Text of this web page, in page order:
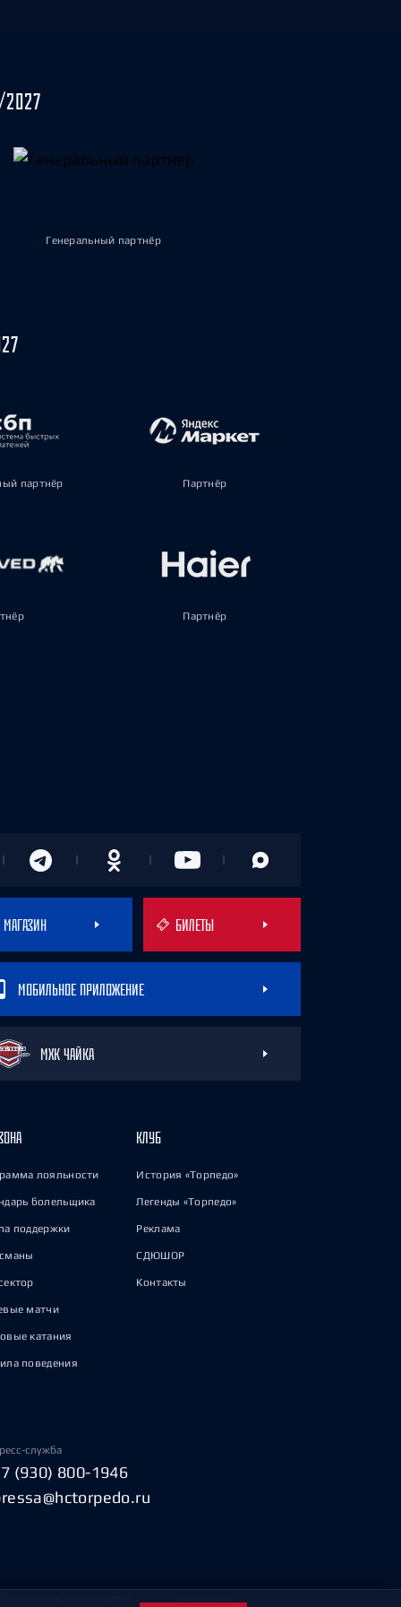
Генеральный партнёр
партнёр Партнёр
Партнёр
МАГАЗИН БИЛЕТЫ
МОБИЛЬНОЕ ПРИЛОЖЕНИЕ
МХК ЧАЙКА
лояльности
болельщика
поддержки
матчи
катания
поведения
КЛУБ
История «Торпедо»
Легенды «Торпедо»
Реклама
СДЮШОР
Контакты
служба
(930) 800-1946